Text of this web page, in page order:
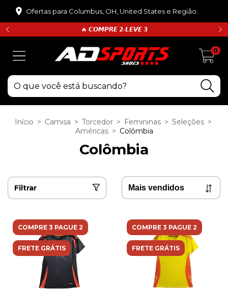
Ofertas para Columbus, OH, United States e Região.
🔥 𝘾𝙊𝙈𝙋𝙍𝙀 𝟮•𝙇𝙀𝙑𝙀 𝟯
0
Início > Camisa > Torcedor > Femininas > Seleções >
Américas > Colômbia
Colômbia
Filtrar
COMPRE 3 PAGUE 2
FRETE GRÁTIS
COMPRE 3 PAGUE 2
FRETE GRÁTIS